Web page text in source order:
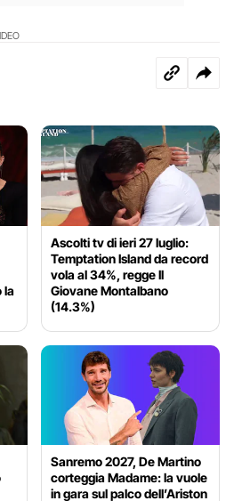
la
Ascolti tv di ieri 27 luglio:
Temptation Island da record
vola al 34%, regge Il
Giovane Montalbano
(14.3%)
Sanremo 2027, De Martino
corteggia Madame: la vuole
in gara sul palco dell’Ariston